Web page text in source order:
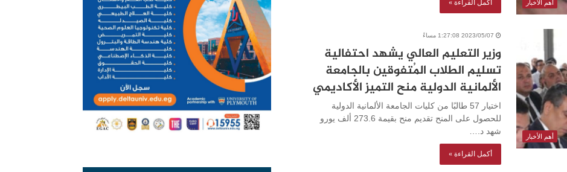
أهم الأخبار أكمل القراءة »
أهم الأخبار
2023/05/07 1:27:08 مساءً
وزير التعليم العالي يشهد احتفالية
تسليم الطلاب المُتفوقين بالجامعة
الألمانية الدولية منح التميز الأكاديمي
اختيار 57 طالبًا من كليات الجامعة الألمانية الدولية
للحصول على المنح تقديم منح بقيمة 273.6 ألف يورو
شهد د.…
أكمل القراءة »